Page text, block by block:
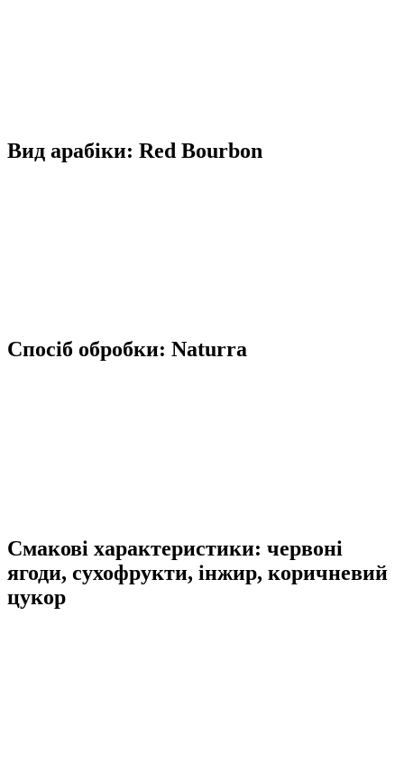
Вид арабіки: Red Bourbon
Спосіб обробки: Naturra
Смакові характеристики: червоні
ягоди, сухофрукти, інжир, коричневий
цукор